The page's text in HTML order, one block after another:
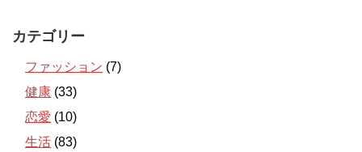
カテゴリー
ファッション (7)
健康 (33)
恋愛 (10)
生活 (83)